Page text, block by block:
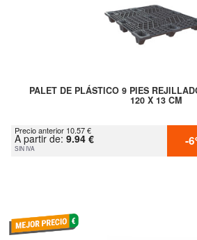
PALET DE PLÁSTICO 9 PIES
120 X 13 CM
Precio anterior 10.57 €
A partir de: 9.94 €
SIN IVA -